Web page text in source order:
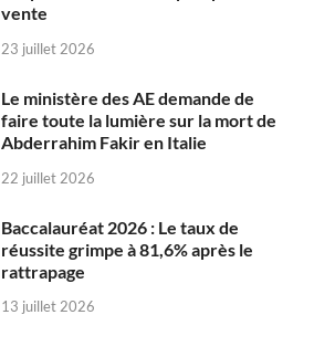
vente
23 juillet 2026
Le ministère des AE demande de
faire toute la lumière sur la mort de
Abderrahim Fakir en Italie
22 juillet 2026
Baccalauréat 2026 : Le taux de
réussite grimpe à 81,6% après le
rattrapage
13 juillet 2026